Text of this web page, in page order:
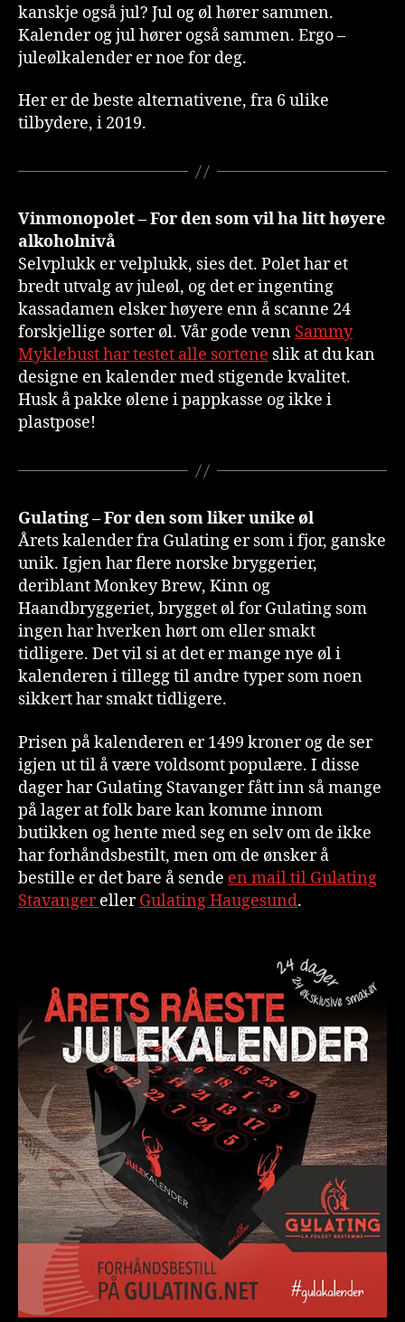
kanskje også jul? Jul og øl hører sammen.
Kalender og jul hører også sammen. Ergo –
juleølkalender er noe for deg.
Her er de beste alternativene, fra 6 ulike
tilbydere, i 2019.
Vinmonopolet – For den som vil ha litt høyere
alkoholnivå
Selvplukk er velplukk, sies det. Polet har et
bredt utvalg av juleøl, og det er ingenting
kassadamen elsker høyere enn å scanne 24
forskjellige sorter øl. Vår gode venn Sammy
Myklebust har testet alle sortene slik at du kan
designe en kalender med stigende kvalitet.
Husk å pakke ølene i pappkasse og ikke i
plastpose!
Gulating – For den som liker unike øl
Årets kalender fra Gulating er som i fjor, ganske
unik. Igjen har flere norske bryggerier,
deriblant Monkey Brew, Kinn og
Haandbryggeriet, brygget øl for Gulating som
ingen har hverken hørt om eller smakt
tidligere. Det vil si at det er mange nye øl i
kalenderen i tillegg til andre typer som noen
sikkert har smakt tidligere.
Prisen på kalenderen er 1499 kroner og de ser
igjen ut til å være voldsomt populære. I disse
dager har Gulating Stavanger fått inn så mange
på lager at folk bare kan komme innom
butikken og hente med seg en selv om de ikke
har forhåndsbestilt, men om de ønsker å
bestille er det bare å sende en mail til Gulating
StavangerellerGulating Haugesund.